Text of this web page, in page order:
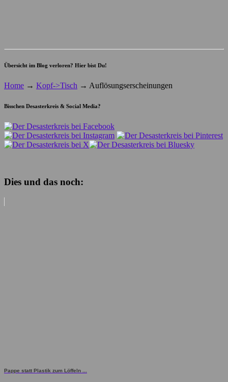
Übersicht im Blog verloren? Hier bist Du!
Home → Kopf->Tisch → Auflösungserscheinungen
Bisschen Desasterkreis & Social Media?
Dies und das noch:
Pappe statt Plastik zum Löffeln ...